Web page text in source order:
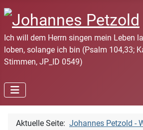
Ich will dem Herrn singen mein Leben
loben, solange ich bin (Psalm 104,33;
Stimmen, JP_ID 0549)
Aktuelle Seite: Johannes Petzold -